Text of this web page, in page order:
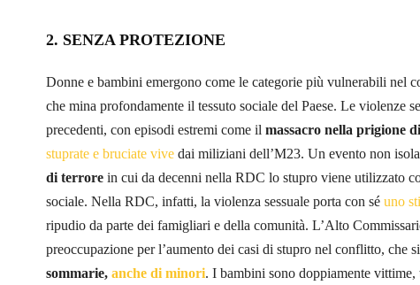
2. SENZA PROTEZIONE
Donne e bambini emergono come le categorie più vulnerabili nel
che mina profondamente il tessuto sociale del Paese. Le violenze
precedenti, con episodi estremi come il massacro nella prigione
stuprate e bruciate vive dai miliziani dell’M23. Un evento non
di terrore in cui da decenni nella RDC lo stupro viene utilizzato
sociale. Nella RDC, infatti, la violenza sessuale porta con sé uno
ripudio da parte dei famigliari e della comunità. L’Alto
preoccupazione per l’aumento dei casi di stupro nel conflitto, che
sommarie, anche di minori. I bambini sono doppiamente vittime,